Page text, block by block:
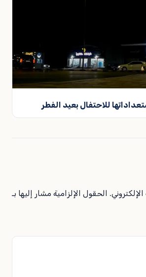
للاحتفال بعيد الفطر
الحقول الإلزامية مشار إليها بـ